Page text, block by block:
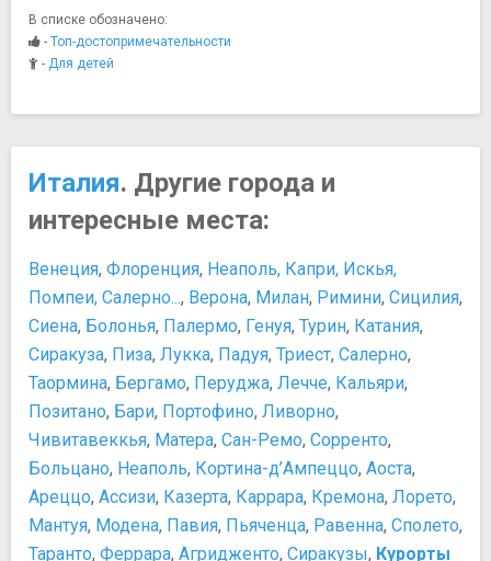
Палаццо Валентини
Римский форум
Святая лестница
Трастевере
Холм Палатин
Музеи
Галерея Дориа-Памфили
Дворец Барберини
Капитолийские музеи
Крипта Бальби. Национальный музей Рима
Музеи Ватикана
Национальный музей искусств XXI века
Палаццо Альтемпс. Национальный музей Рима
Палаццо Браски. Музей Рима
Палаццо Массимо. Национальный музей Рима
Термы Диоклециана. Национальный музей Рима.
Ночная жизнь, рестораны, кабаре
В списке обозначено:
- Топ-достопримечательности
- Для детей
Италия. Другие города и
интересные места:
Венеция, Флоренция, Неаполь, Капри, Искья,
Помпеи, Салерно..., Верона, Милан, Римини, Сицилия,
Сиена, Болонья, Палермо, Генуя, Турин, Катания,
Сиракуза, Пиза, Лукка, Падуя, Триест, Салерно,
Таормина, Бергамо, Перуджа, Лечче, Кальяри,
Позитано, Бари, Портофино, Ливорно,
Чивитавеккья, Матера, Сан-Ремо, Сорренто,
Больцано, Неаполь, Кортина-д’Ампеццо, Аоста,
Ареццо, Ассизи, Казерта, Каррара, Кремона, Лорето,
Мантуя, Модена, Павия, Пьяченца, Равенна, Сполето,
Таранто, Феррара, Агридженто, Сиракузы, Курорты